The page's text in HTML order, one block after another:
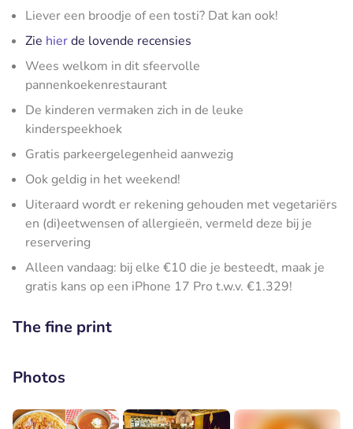
Liever een broodje of een tosti? Dat kan ook!
Zie hierde lovende recensies
Wees welkom in dit sfeervolle
pannenkoekenrestaurant
De kinderen vermaken zich in de leuke
kinderspeekhoek
Gratis parkeergelegenheid aanwezig
Ook geldig in het weekend!
Uiteraard wordt er rekening gehouden met vegetariërs
en (di)eetwensen of allergieën, vermeld deze bij je
reservering
Alleen vandaag: bij elke €10 die je besteedt, maak je
gratis kans op een iPhone 17 Pro t.w.v. €1.329!
The fine print
Photos